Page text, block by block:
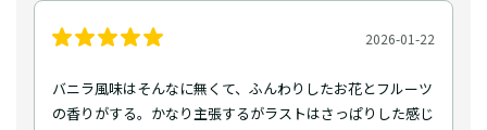
2026-01-22
バニラ風味はそんなに無くて、ふんわりしたお花とフルーツ
の香りがする。かなり主張するがラストはさっぱりした感じ